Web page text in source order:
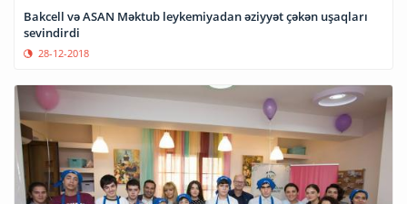
Bakcell və ASAN Məktub leykemiyadan əziyyət çəkən uşaqları
sevindirdi
28-12-2018